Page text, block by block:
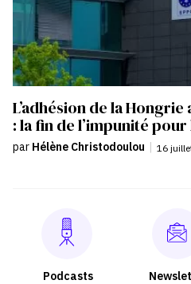
L’adhésion de la
: la fin de l’impunité pour
par Hélène Christodoulou 16
Podcasts